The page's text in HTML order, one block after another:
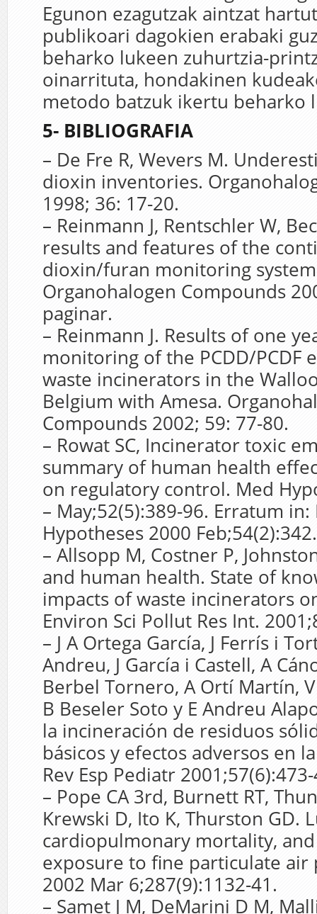
Egunon ezagutzak aintzat
publikoari dagokien erabaki
beharko lukeen zuhurtzia-
oinarrituta, hondakinen
metodo batzuk ikertu beharko
5- BIBLIOGRAFIA
– De Fre R, Wevers M.
dioxin inventories.
1998; 36: 17-20.
– Reinmann J, Rentschler W,
results and features of the
dioxin/furan monitoring
Organohalogen Compounds
paginar.
– Reinmann J. Results of one
monitoring of the PCDD/PCDF
waste incinerators in the
Belgium with Amesa.
Compounds 2002; 59: 77-80.
– Rowat SC, Incinerator toxic
summary of human health
on regulatory control. Med
– May;52(5):389-96. Erratum in:
Hypotheses 2000 Feb;54(2):342.
– Allsopp M, Costner P,
and human health. State of
impacts of waste incinerators
Environ Sci Pollut Res Int.
– J A Ortega García, J Ferrís i
Andreu, J García i Castell, A
Berbel Tornero, A Ortí Martín,
B Beseler Soto y E Andreu
la incineración de residuos
básicos y efectos adversos en
Rev Esp Pediatr
– Pope CA 3rd, Burnett RT, Thun
Krewski D, Ito K, Thurston GD.
cardiopulmonary mortality,
exposure to fine particulate air
2002 Mar 6;287(9):1132-41.
– Samet J M, DeMarini D M,